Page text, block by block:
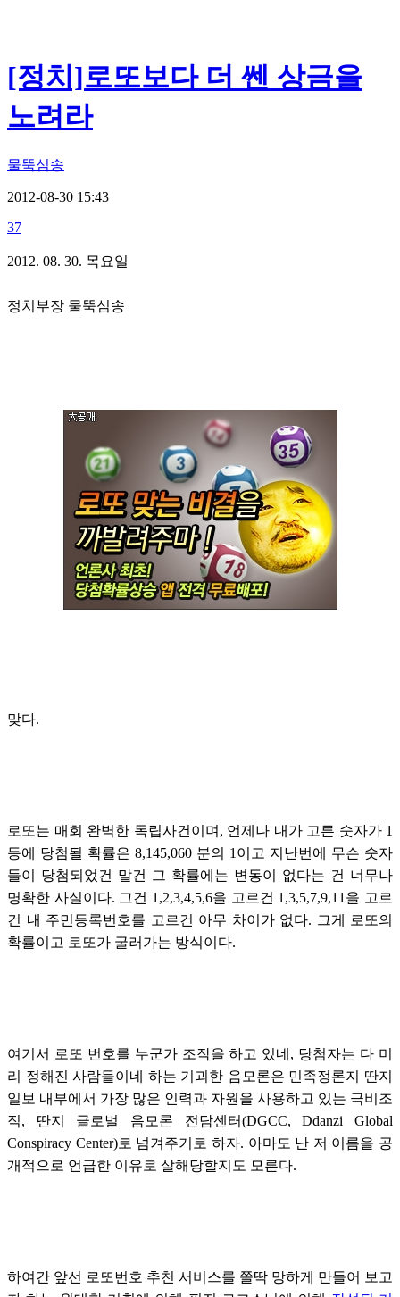
[정치]로또보다 더 쎈 상금을
노려라
물뚝심송
2012-08-30 15:43
37
2012. 08. 30. 목요일
정치부장 물뚝심송
맞다.
로또는 매회 완벽한 독립사건이며, 언제나 내가 고른 숫자가 1
등에 당첨될 확률은 8,145,060 분의 1이고 지난번에 무슨 숫자
들이 당첨되었건 말건 그 확률에는 변동이 없다는 건 너무나
명확한 사실이다. 그건 1,2,3,4,5,6을 고르건 1,3,5,7,9,11을 고르
건 내 주민등록번호를 고르건 아무 차이가 없다. 그게 로또의
확률이고 로또가 굴러가는 방식이다.
여기서 로또 번호를 누군가 조작을 하고 있네, 당첨자는 다 미
리 정해진 사람들이네 하는 기괴한 음모론은 민족정론지 딴지
일보 내부에서 가장 많은 인력과 자원을 사용하고 있는 극비조
직, 딴지 글로벌 음모론 전담센터(DGCC, Ddanzi Global
Conspiracy Center)로 넘겨주기로 하자. 아마도 난 저 이름을 공
개적으로 언급한 이유로 살해당할지도 모른다.
하여간 앞선 로또번호 추천 서비스를 쫄딱 망하게 만들어 보고